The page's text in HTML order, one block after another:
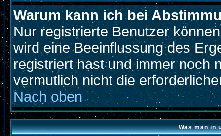
Warum kann ich bei
Nur registrierte Benutzer
wird eine Beeinflussung des
registriert hast und immer noch
vermutlich nicht die
Nach oben
Was man in